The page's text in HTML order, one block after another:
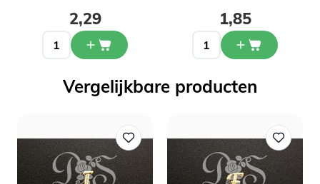
2,29 1,85
Vergelijkbare producten